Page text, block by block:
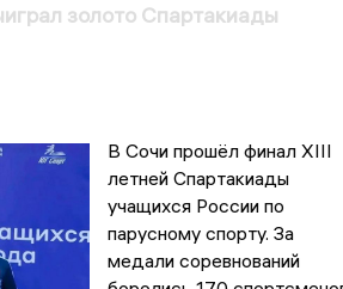
золото Спартакиады
В Сочи прошёл финал XIII
летней Спартакиады
учащихся России по
парусному спорту. За
медали соревнований